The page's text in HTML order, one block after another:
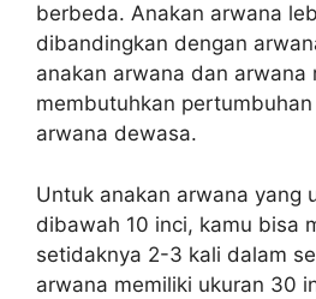
berbeda. Anakan arwana
dibandingkan dengan
anakan arwana dan arwana
membutuhkan
arwana dewasa.
Untuk anakan arwana yang
dibawah 10 inci, kamu bisa
setidaknya 2-3 kali dalam
arwana memiliki ukuran 30